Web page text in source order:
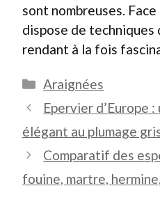
sont nombreuses.
dispose de
rendant à la fois
Catégories
Araignées
Epervier d’Europe
élégant au plumage
Comparatif des
fouine, martre,